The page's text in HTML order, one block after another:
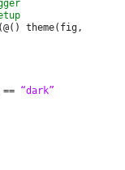
theme(fig,
“dark”